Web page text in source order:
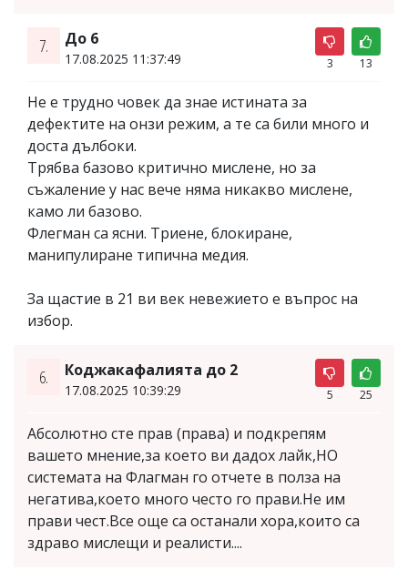
7. До 6
17.08.2025 11:37:49 3 13
Не е трудно човек да знае истината за
дефектите на онзи режим, а те са били много и
доста дълбоки.
Трябва базово критично мислене, но за
съжаление у нас вече няма никакво мислене,
камо ли базово.
Флегман са ясни. Триене, блокиране,
манипулиране типична медия.
За щастие в 21 ви век невежието е въпрос на
избор.
6. Коджакафалията до 2
17.08.2025 10:39:29 5 25
Абсолютно сте прав (права) и подкрепям
вашето мнение,за което ви дадох лайк,НО
системата на Флагман го отчете в полза на
негатива,което много често го прави.Не им
прави чест.Все още са останали хора,които са
здраво мислещи и реалисти....